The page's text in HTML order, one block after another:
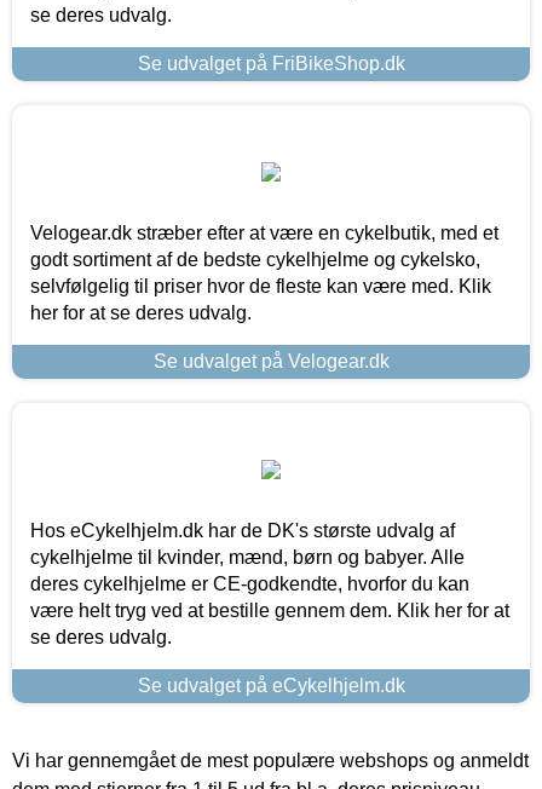
se deres udvalg.
Se udvalget på FriBikeShop.dk
Velogear.dk stræber efter at være en cykelbutik, med et
godt sortiment af de bedste cykelhjelme og cykelsko,
selvfølgelig til priser hvor de fleste kan være med. Klik
her for at se deres udvalg.
Se udvalget på Velogear.dk
Hos eCykelhjelm.dk har de DK's største udvalg af
cykelhjelme til kvinder, mænd, børn og babyer. Alle
deres cykelhjelme er CE-godkendte, hvorfor du kan
være helt tryg ved at bestille gennem dem. Klik her for at
se deres udvalg.
Se udvalget på eCykelhjelm.dk
Vi har gennemgået de mest populære webshops og anmeldt